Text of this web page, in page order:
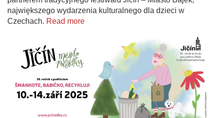
największego wydarzenia kulturalnego dla dzieci w
Czechach. Read more